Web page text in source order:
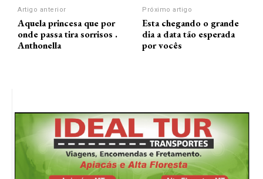
Artigo anterior
Aquela princesa que por
onde passa tira sorrisos .
Anthonella
Próximo artigo
Esta chegando o grande
dia a data tão esperada
por vocês